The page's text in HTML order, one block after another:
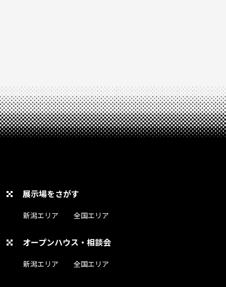
展示場をさがす
新潟エリア 全国エリア
オープンハウス・相談会
新潟エリア 全国エリア